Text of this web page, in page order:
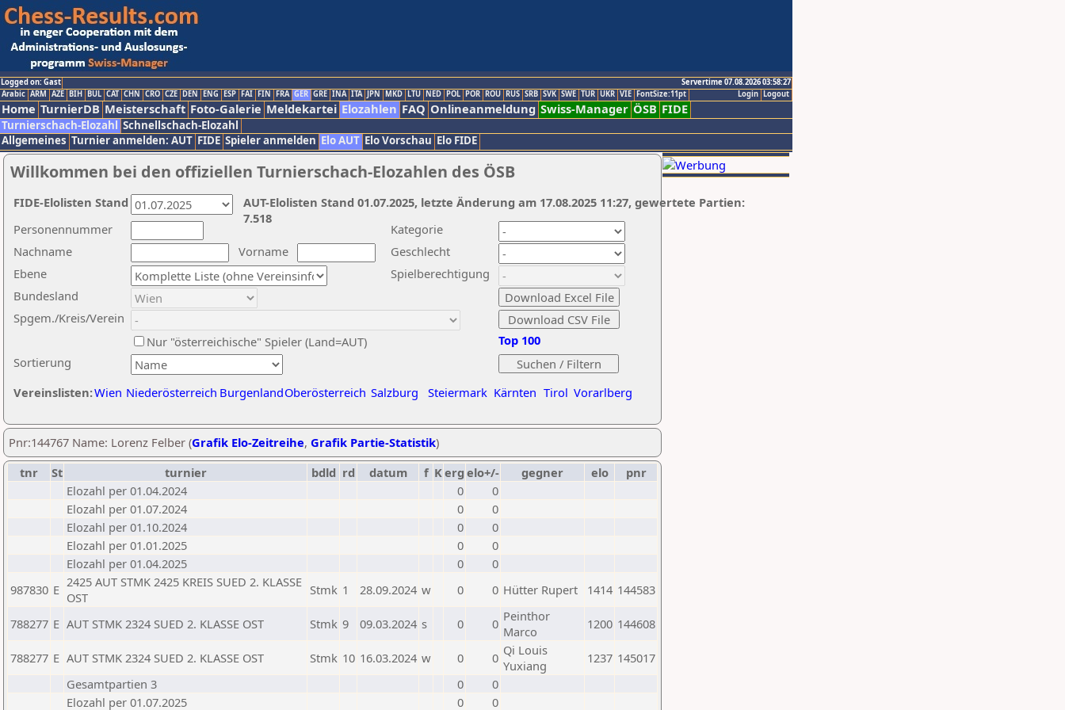
Logged on: Gast
Servertime 07.08.2026 03:58:27
Logout
Login
Arabic ARM AZE BIH BUL CAT CHN CRO CZE DEN ENG ESP FAI FIN FRA GER GRE INA ITA JPN MKD LTU NED POL POR ROU RUS SRB SVK SWE TUR UKR VIE FontSize:11pt
Home TurnierDB Meisterschaft Foto-Galerie Meldekartei Elozahlen FAQ Onlineanmeldung Swiss-Manager ÖSB FIDE
Turnierschach-Elozahl Schnellschach-Elozahl
Allgemeines Turnier anmelden: AUT FIDE Spieler anmelden Elo AUT Elo Vorschau Elo FIDE
Willkommen bei den offiziellen Turnierschach-Elozahlen des ÖSB
Nachname
Vorname
Ebene
Kategorie
Sortierung
Personennummer
Bundesland
Spgem./Kreis/Verein
Geschlecht
Nur "österreichische" Spieler (Land=AUT)
Spielberechtigung
Vereinslisten:Wien Niederösterreich BurgenlandOberösterreich Salzburg Steiermark Kärnten Tirol Vorarlberg
Top 100
AUT-Elolisten Stand 01.07.2025, letzte Änderung am 17.08.2025 11:27, gewertete Partien:
7.518
FIDE-Elolisten Stand
Pnr:144767 Name: Lorenz Felber (Grafik Elo-Zeitreihe, Grafik Partie-Statistik)
tnr
St turnier bdld rd datum f Kerg elo+/- gegner elo
pnr
Elozahl per 01.04.2024
0
0
Elozahl per 01.07.2024
0
0
Elozahl per 01.10.2024
0
0
Elozahl per 01.01.2025
0
0
Elozahl per 01.04.2025
0
0
987830 E 2425 AUT STMK 2425 KREIS SUED 2. KLASSE
OST
Stmk 1 28.09.2024 w 0 0 Hütter Rupert 1414 144583
788277 E AUT STMK 2324 SUED 2. KLASSE OST Stmk 9 09.03.2024 s 0 0 Peinthor
Marco
1200 144608
788277 E AUT STMK 2324 SUED 2. KLASSE OST Stmk 10 16.03.2024 w 0 0 Qi Louis
Yuxiang
1237 145017
Gesamtpartien 3
0
0
Elozahl per 01.07.2025
0 0